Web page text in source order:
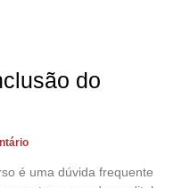
do
é uma dúvida frequente